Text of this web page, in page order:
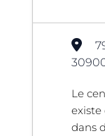
Le
existe
dans